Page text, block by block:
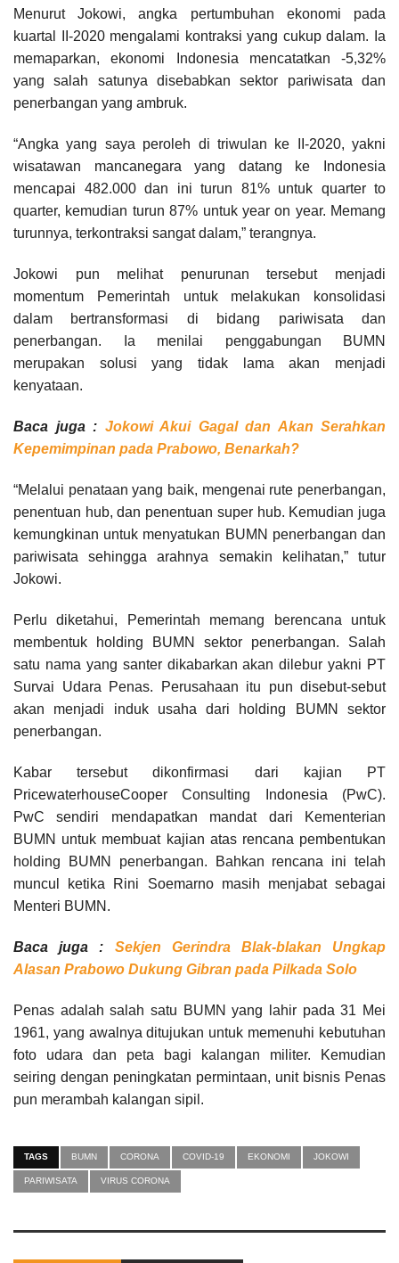
Menurut Jokowi, angka pertumbuhan ekonomi pada
kuartal II-2020 mengalami kontraksi yang cukup dalam. Ia
memaparkan, ekonomi Indonesia mencatatkan -5,32%
yang salah satunya disebabkan sektor pariwisata dan
penerbangan yang ambruk.
“Angka yang saya peroleh di triwulan ke II-2020, yakni
wisatawan mancanegara yang datang ke Indonesia
mencapai 482.000 dan ini turun 81% untuk quarter to
quarter, kemudian turun 87% untuk year on year. Memang
turunnya, terkontraksi sangat dalam,” terangnya.
Jokowi pun melihat penurunan tersebut menjadi
momentum Pemerintah untuk melakukan konsolidasi
dalam bertransformasi di bidang pariwisata dan
penerbangan. Ia menilai penggabungan BUMN
merupakan solusi yang tidak lama akan menjadi
kenyataan.
Baca juga : Jokowi Akui Gagal dan Akan Serahkan
Kepemimpinan pada Prabowo, Benarkah?
“Melalui penataan yang baik, mengenai rute penerbangan,
penentuan hub, dan penentuan super hub. Kemudian juga
kemungkinan untuk menyatukan BUMN penerbangan dan
pariwisata sehingga arahnya semakin kelihatan,” tutur
Jokowi.
Perlu diketahui, Pemerintah memang berencana untuk
membentuk holding BUMN sektor penerbangan. Salah
satu nama yang santer dikabarkan akan dilebur yakni PT
Survai Udara Penas. Perusahaan itu pun disebut-sebut
akan menjadi induk usaha dari holding BUMN sektor
penerbangan.
Kabar tersebut dikonfirmasi dari kajian PT
PricewaterhouseCooper Consulting Indonesia (PwC).
PwC sendiri mendapatkan mandat dari Kementerian
BUMN untuk membuat kajian atas rencana pembentukan
holding BUMN penerbangan. Bahkan rencana ini telah
muncul ketika Rini Soemarno masih menjabat sebagai
Menteri BUMN.
Baca juga : Sekjen Gerindra Blak-blakan Ungkap
Alasan Prabowo Dukung Gibran pada Pilkada Solo
Penas adalah salah satu BUMN yang lahir pada 31 Mei
1961, yang awalnya ditujukan untuk memenuhi kebutuhan
foto udara dan peta bagi kalangan militer. Kemudian
seiring dengan peningkatan permintaan, unit bisnis Penas
pun merambah kalangan sipil.
TAGS BUMN CORONA COVID-19 EKONOMI JOKOWI
PARIWISATA VIRUS CORONA